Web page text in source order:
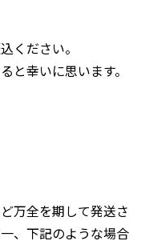
ください。
と幸いに思います。
万全を期して発送さ
、下記のような場合